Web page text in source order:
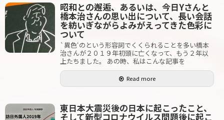
昭和との邂逅、あるいは、今日Yさんと
橋本治さんの思い出について、長い会話
を紡いぎながらよみがえってきた色彩に
ついて
`異色‘のという形容詞でくくられることを多い橋本
治さんが２０１９年初頭に亡くなって、もう２年以
上たちました。 あの時、私はこんな記事を
Read more
東日本大震災後の日本に起こったこと、
そして新型コロナウイルス問題後に起こ